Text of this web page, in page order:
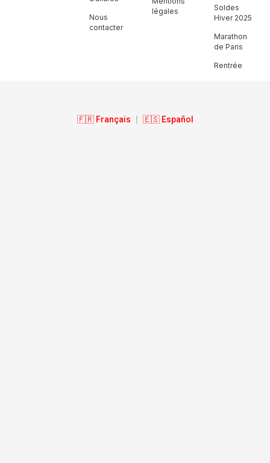
Nous
contacter
légales
Soldes
Hiver 2025
Marathon
de Paris
Rentrée
🇫🇷 Français 🇪🇸 Español